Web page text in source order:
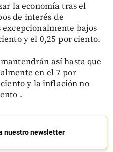
la economía tras el
de interés de
bajos
y el 0,25 por ciento.
así hasta que
en el 7 por
y la inflación no
.
nuestro newsletter